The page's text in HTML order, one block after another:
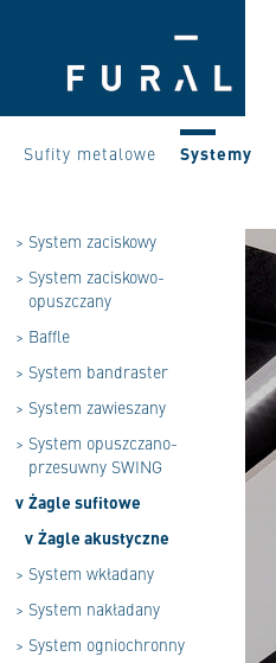
Sufity metalowe Systemy
> System zaciskowy
> System zaciskowo-
opuszczany
> Baffle
> System bandraster
> System zawieszany
> System opuszczano-
przesuwny SWING
v Żagle sufitowe
v Żagle akustyczne
> System wkładany
> System nakładany
> System ogniochronny